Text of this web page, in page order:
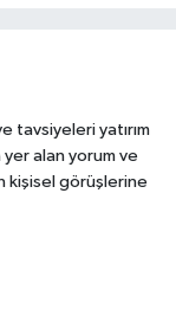
tavsiyeleri yatırım
yer alan yorum ve
kişisel görüşlerine